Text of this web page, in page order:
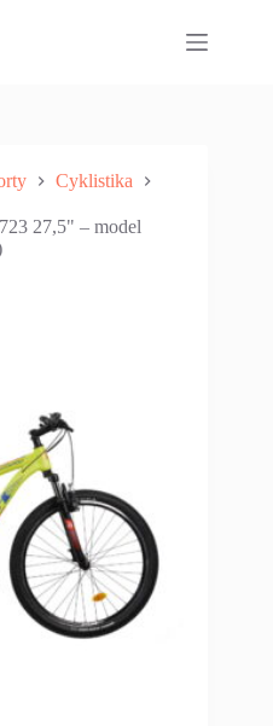
Cyklistika
27,5" – model